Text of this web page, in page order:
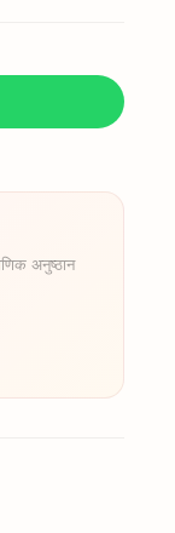
अनुष्ठान